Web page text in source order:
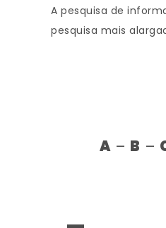
A pesquisa de
pesquisa mais
A– B –